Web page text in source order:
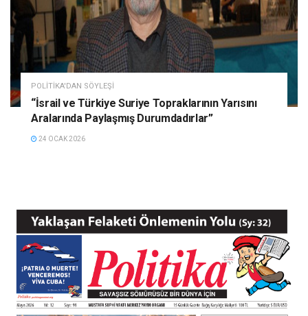
POLITIKA'DAN SÖYLEŞI
“İsrail ve Türkiye Suriye Topraklarının Yarısını
Aralarında Paylaşmış Durumdadırlar”
24 OCAK 2026